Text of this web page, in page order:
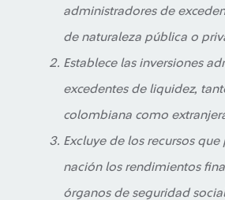
administradores de
de naturaleza pública o
Establece las inversiones
excedentes de liquidez,
colombiana como
Excluye de los recursos que
nación los rendimientos
órganos de seguridad